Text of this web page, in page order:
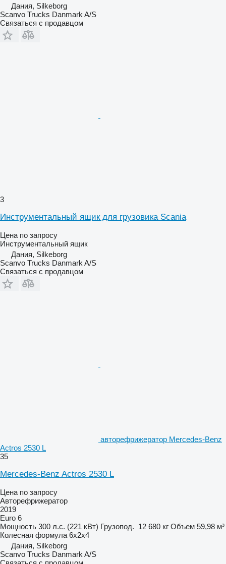
Дания, Silkeborg
Scanvo Trucks Danmark A/S
Связаться с продавцом
3
Инструментальный ящик для грузовика Scania
Цена по запросу
Инструментальный ящик
Дания, Silkeborg
Scanvo Trucks Danmark A/S
Связаться с продавцом
авторефрижератор Mercedes-Benz
Actros 2530 L
35
Mercedes-Benz Actros 2530 L
Цена по запросу
Авторефрижератор
2019
Euro 6
Мощность 300 л.с. (221 кВт) Грузопод. 12 680 кг Объем 59,98 м³
Колесная формула 6x2x4
Дания, Silkeborg
Scanvo Trucks Danmark A/S